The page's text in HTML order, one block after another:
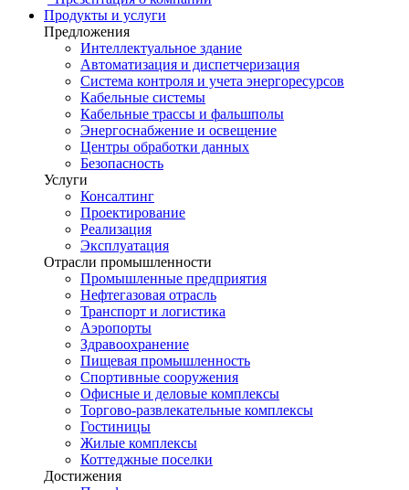
Продукты и услуги
Предложения
Интеллектуальное здание
Автоматизация и диспетчеризация
Система контроля и учета энергоресурсов
Кабельные системы
Кабельные трассы и фальшполы
Энергоснабжение и освещение
Центры обработки данных
Безопасность
Услуги
Консалтинг
Проектирование
Реализация
Эксплуатация
Отрасли промышленности
Промышленные предприятия
Нефтегазовая отрасль
Транспорт и логистика
Аэропорты
Здравоохранение
Пищевая промышленность
Спортивные сооружения
Офисные и деловые комплексы
Торгово-развлекательные комплексы
Гостиницы
Жилые комплексы
Коттеджные поселки
Достижения